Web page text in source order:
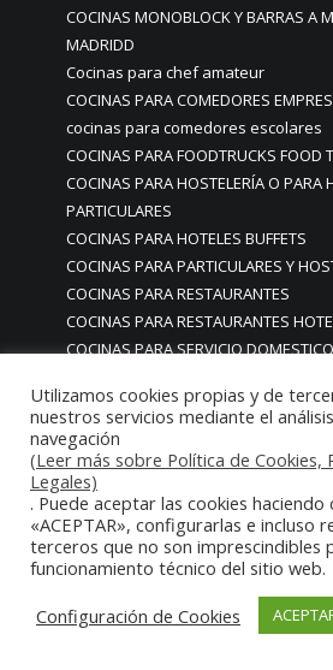
COCINAS MONOBLOCK Y BARRAS A
MADRIDD
Cocinas para chef amateur
COCINAS PARA COMEDORES
cocinas para comedores escolares
COCINAS PARA FOODTRUCKS FOOD
COCINAS PARA HOSTELERÍA O PARA
PARTICULARES
COCINAS PARA HOTELES BUFFETS
COCINAS PARA PARTICULARES Y
COCINAS PARA RESTAURANTES
COCINAS PARA RESTAURANTES
COCINAS PARA SERVICIO DOMESTICO
COCINAS PREMIUM GAMA ALTA EN
COCINAS PREMIUM LUJO PARA
RESTAURACIÓN MADRID
COCINAS PREMIUM MADRID
COCINAS PREMIUM PROFESIONALES
COCINAS PROFESIONALES
COCINAS PROFESIONALES •
REVESTIMIENTOS • ESTRUCTURAS •
DECORATIVOS ACERO INOXIDABLE
Utilizamos cookies propias y de
nuestros servicios mediante el
navegación
(Leer más sobre Política de Cookies,
Legales)
. Puede aceptar las cookies haciendo
«ACEPTAR», configurarlas e incluso
terceros que no son imprescindibles
funcionamiento técnico del sitio web.
Configuración de Cookies